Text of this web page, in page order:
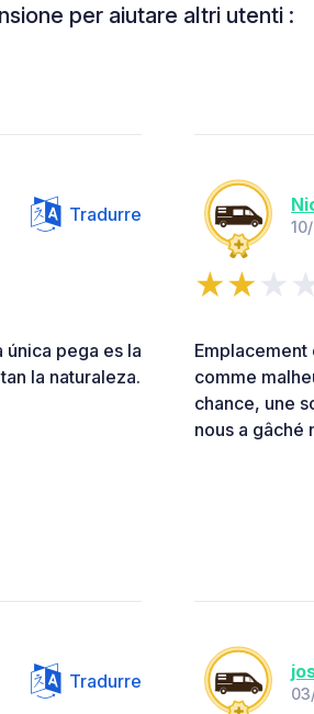
per aiutare altri utenti :
Tradurre
pega es la
la naturaleza.
comme
chance, une
nous a gâché
Tradurre